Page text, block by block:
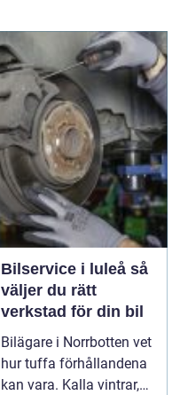
Hallstahammar handlar
valet av verkstad om
trygghet, enkel vardag
och känslan av att bilen
alltid är redo. När någon
söker
01 juni 2026
Bilservice i luleå så
väljer du rätt
verkstad för din bil
Bilägare i Norrbotten vet
hur tuffa förhållandena
kan vara. Kalla vintrar,